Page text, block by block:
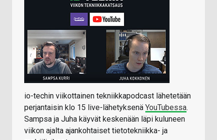
io-techin viikottainen tekniikkapodcast lähetetään
perjantaisin klo 15 live-lähetyksenä YouTubessa.
Sampsa ja Juha käyvät keskenään läpi kuluneen
viikon ajalta ajankohtaiset tietotekniikka- ja